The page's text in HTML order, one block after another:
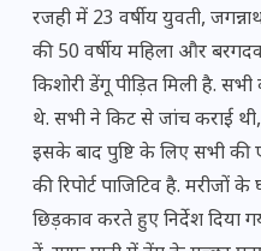
रजही में 23 वर्षीय युवती,
की 50 वर्षीय महिला और
किशोरी डेंगू पीड़ित मिली है.
थे. सभी ने किट से जांच कराई थी,
इसके बाद पुष्टि के लिए सभी
की रिपोर्ट पाजिटिव है. मरीजों
छिड़काव करते हुए निर्देश दिया